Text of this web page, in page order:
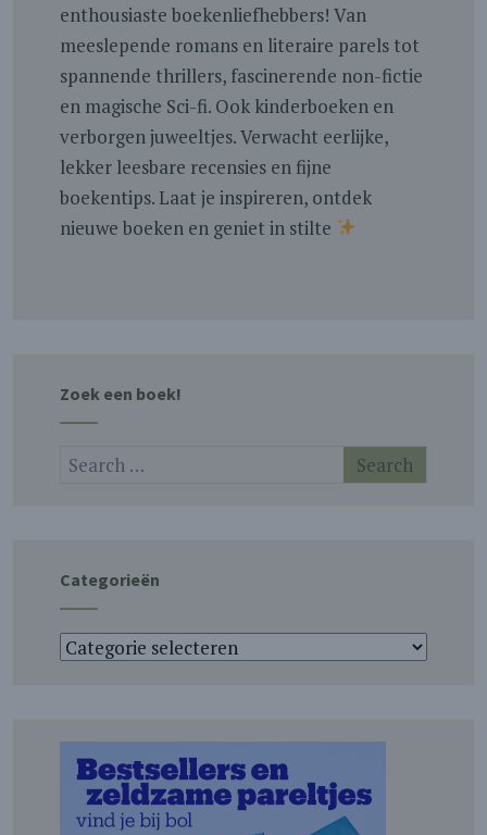
enthousiaste boekenliefhebbers! Van
meeslepende romans en literaire parels tot
spannende thrillers, fascinerende non-fictie
en magische Sci-fi. Ook kinderboeken en
verborgen juweeltjes. Verwacht eerlijke,
lekker leesbare recensies en fijne
boekentips. Laat je inspireren, ontdek
nieuwe boeken en geniet in stilte
Zoek een boek!
Categorieën
Categorieën